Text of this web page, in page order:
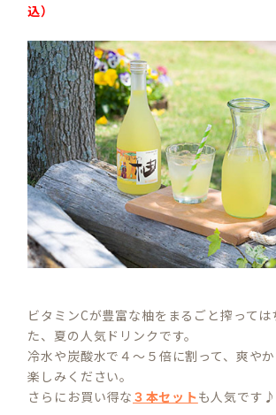
込）
ビタミンCが豊富な柚をまるごと搾って
た、夏の人気ドリンクです。
冷水や炭酸水で４～５倍に割って、爽や
楽しみください。
さらにお買い得な ３本セットも人気です♪